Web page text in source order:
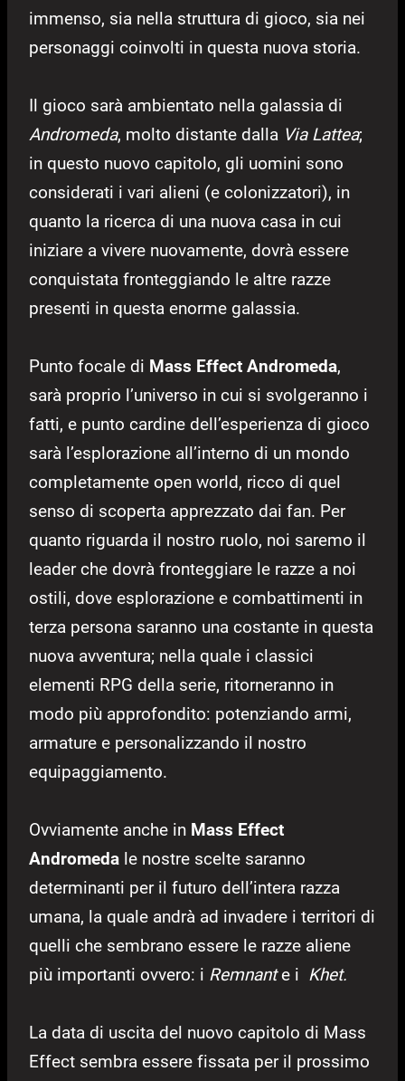
immenso, sia nella struttura di gioco, sia nei
personaggi coinvolti in questa nuova storia.
Il gioco sarà ambientato nella galassia di
Andromeda, molto distante dalla Via Lattea;
in questo nuovo capitolo, gli uomini sono
considerati i vari alieni (e colonizzatori), in
quanto la ricerca di una nuova casa in cui
iniziare a vivere nuovamente, dovrà essere
conquistata fronteggiando le altre razze
presenti in questa enorme galassia.
Punto focale di Mass Effect Andromeda,
sarà proprio l’universo in cui si svolgeranno i
fatti, e punto cardine dell’esperienza di gioco
sarà l’esplorazione all’interno di un mondo
completamente open world, ricco di quel
senso di scoperta apprezzato dai fan. Per
quanto riguarda il nostro ruolo, noi saremo il
leader che dovrà fronteggiare le razze a noi
ostili, dove esplorazione e combattimenti in
terza persona saranno una costante in questa
nuova avventura; nella quale i classici
elementi RPG della serie, ritorneranno in
modo più approfondito: potenziando armi,
armature e personalizzando il nostro
equipaggiamento.
Ovviamente anche in Mass Effect
Andromeda le nostre scelte saranno
determinanti per il futuro dell’intera razza
umana, la quale andrà ad invadere i territori di
quelli che sembrano essere le razze aliene
più importanti ovvero: i Remnante i Khet.
La data di uscita del nuovo capitolo di Mass
Effect sembra essere fissata per il prossimo